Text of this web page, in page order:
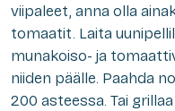
viipaleet, anna olla
tomaatit. Laita
munakoiso- ja
niiden päälle. Paahda
200 asteessa. Tai